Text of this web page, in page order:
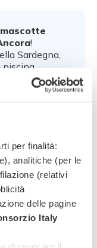
per finalità:
analitiche (per le
(relativi
delle pagine
Italy
!
Sardegna,
piscina
l’anima delle
Dance.
insieme!